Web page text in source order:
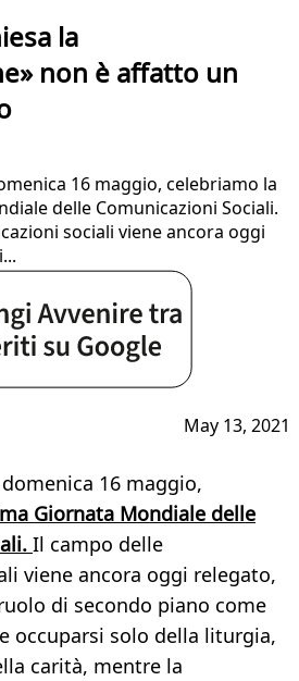
la
non è affatto un
16 maggio, celebriamo la
delle Comunicazioni Sociali.
sociali viene ancora oggi
May 13, 2021
16 maggio,
Giornata Mondiale delle
Il campo delle
viene ancora oggi relegato,
di secondo piano come
occuparsi solo della liturgia,
carità, mentre la